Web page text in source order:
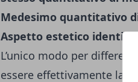
Medesimo quantitativo
Aspetto estetico identico
L’unico modo per
essere effettivamente la